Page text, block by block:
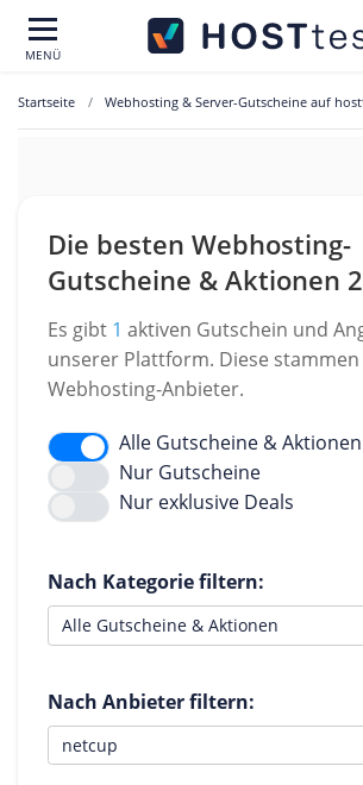
MENÜ
Startseite Webhosting & Server-Gutscheine auf
Die besten Webhosting-
Gutscheine & Aktionen
Es gibt 1 aktiven Gutschein und
unserer Plattform. Diese stammen
Webhosting-Anbieter.
Alle Gutscheine & Aktionen
Nur Gutscheine
Nur exklusive Deals
Nach Kategorie filtern:
Nach Anbieter filtern: